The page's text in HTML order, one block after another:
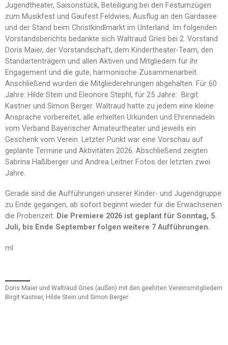
Jugendtheater, Saisonstück, Beteiligung bei den Festumzügen
zum Musikfest und Gaufest Feldwies, Ausflug an den Gardasee
und der Stand beim Christkindlmarkt im Unterland. Im folgenden
Vorstandsberichts bedankte sich Waltraud Gries bei 2. Vorstand
Doris Maier, der Vorstandschaft, dem Kindertheater-Team, den
Standartenträgern und allen Aktiven und Mitgliedern für ihr
Engagement und die gute, harmonische Zusammenarbeit.
Anschließend wurden die Mitgliederehrungen abgehalten. Für 60
Jahre: Hilde Stein und Eleonore Stephl, für 25 Jahre: Birgit
Kastner und Simon Berger. Waltraud hatte zu jedem eine kleine
Ansprache vorbereitet, alle erhielten Urkunden und Ehrennadeln
vom Verband Bayerischer Amateurtheater und jeweils ein
Geschenk vom Verein. Letzter Punkt war eine Vorschau auf
geplante Termine und Aktivitäten 2026. Abschließend zeigten
Sabrina Haßlberger und Andrea Leitner Fotos der letzten zwei
Jahre.
Gerade sind die Aufführungen unserer Kinder- und Jugendgruppe
zu Ende gegangen, ab sofort beginnt wieder für die Erwachsenen
die Probenzeit. Die Premiere 2026 ist geplant für Sonntag, 5.
Juli, bis Ende September folgen weitere 7 Aufführungen.
ml
Doris Maier und Waltraud Gries (außen) mit den geehrten Vereinsmitgliedern
Birgit Kastner, Hilde Stein und Simon Berger